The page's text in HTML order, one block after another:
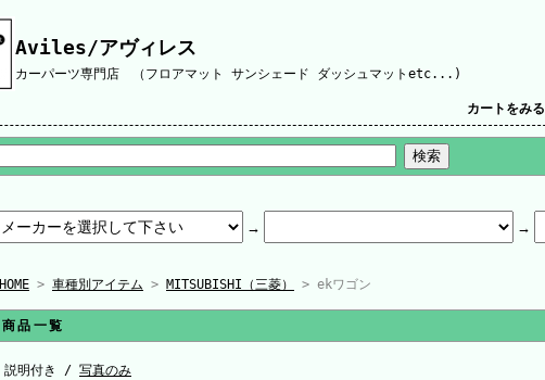
Aviles/アヴィレス
カーパーツ専門店 （フロアマット サンシェード ダッシュマットetc...)
カートをみる
HOME > 車種別アイテム > MITSUBISHI（三菱） > ekワゴン
商品一覧
説明付き / 写真のみ